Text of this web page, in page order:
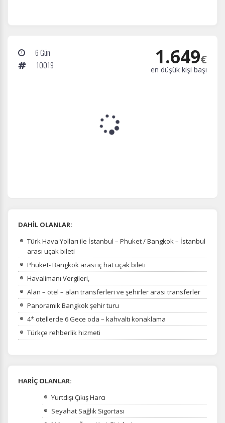
6 Gün
10019
1.649€
en düşük kişi başı
DAHİL OLANLAR:
Türk Hava Yolları ile İstanbul – Phuket / Bangkok – İstanbul
arası uçak bileti
Phuket- Bangkok arası iç hat uçak bileti
Havalimanı Vergileri,
Alan – otel – alan transferleri ve şehirler arası transferler
Panoramik Bangkok şehir turu
4* otellerde 6 Gece oda – kahvaltı konaklama
Türkçe rehberlik hizmeti
HARİÇ OLANLAR:
Yurtdışı Çıkış Harcı
Seyahat Sağlık Sigortası